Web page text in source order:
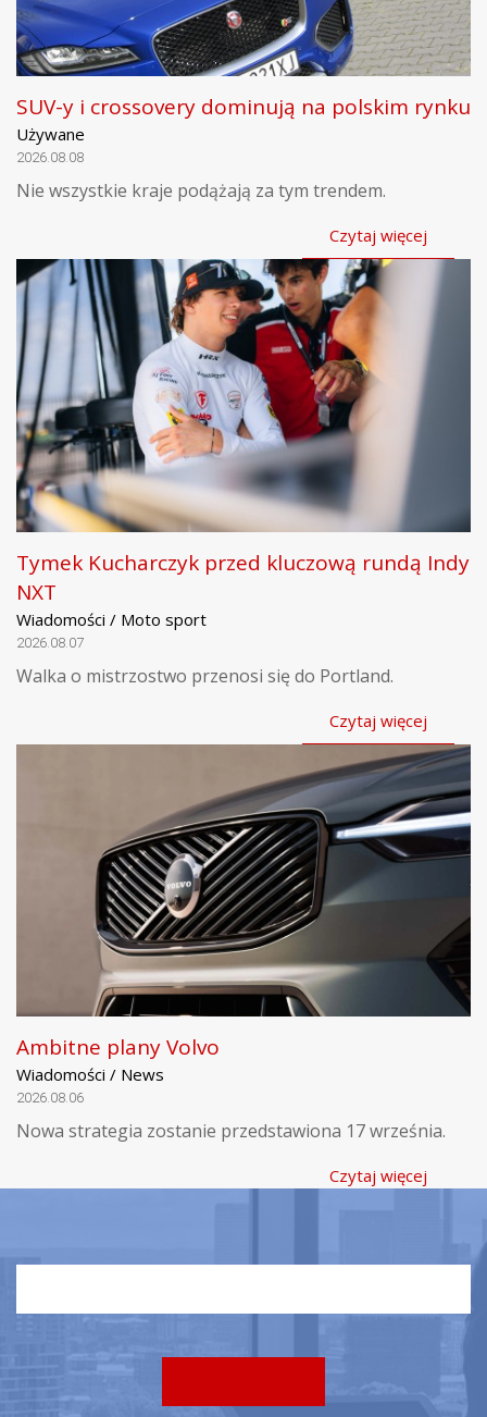
SUV-y i crossovery dominują na polskim rynku
Używane
2026.08.08
Nie wszystkie kraje podążają za tym trendem.
Czytaj więcej
Tymek Kucharczyk przed kluczową rundą Indy
NXT
Wiadomości / Moto sport
2026.08.07
Walka o mistrzostwo przenosi się do Portland.
Czytaj więcej
Ambitne plany Volvo
Wiadomości / News
2026.08.06
Nowa strategia zostanie przedstawiona 17 września.
Czytaj więcej